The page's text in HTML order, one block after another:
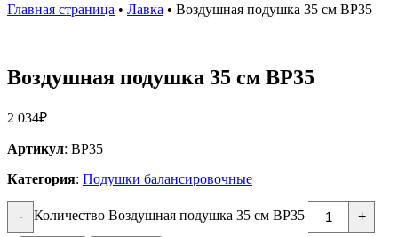
Главная страница • Лавка • Воздушная подушка 35 см BP35
Воздушная подушка 35 см BP35
2 034₽
Артикул: BP35
Категория: Подушки балансировочные
- Количество Воздушная подушка 35 см BP35 +